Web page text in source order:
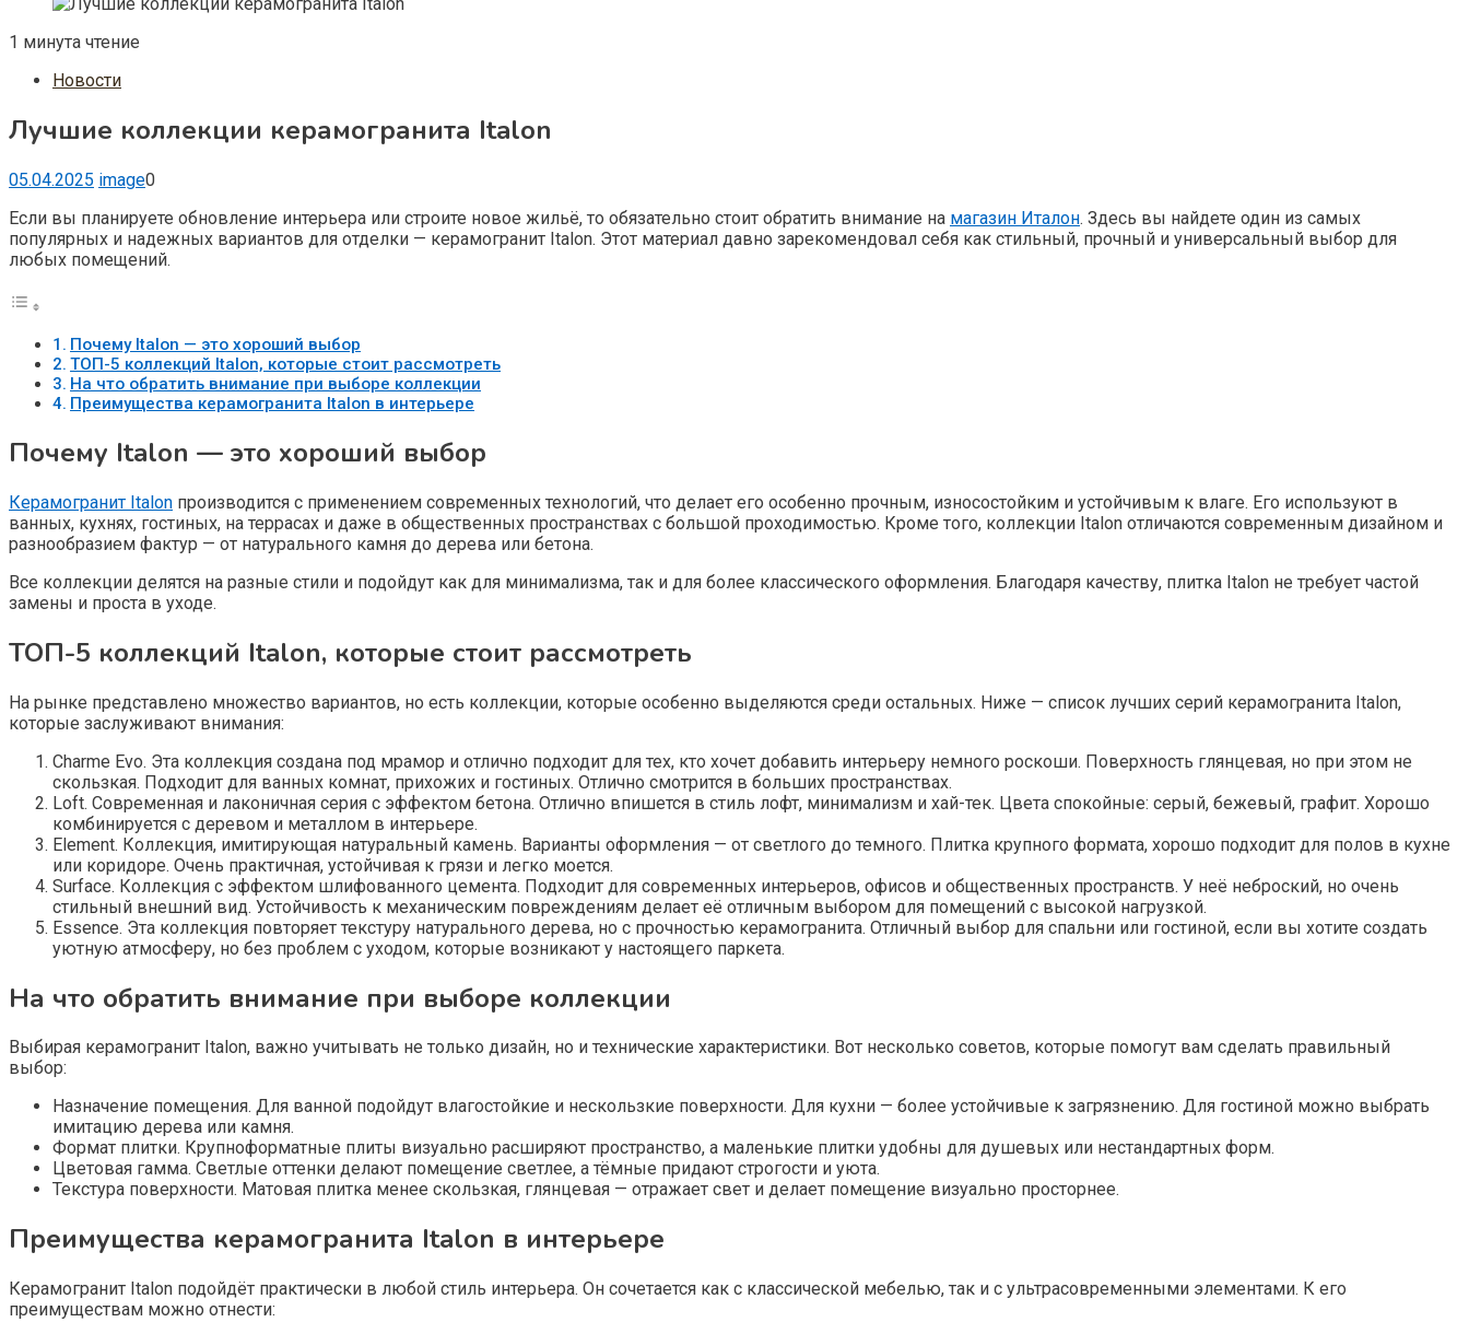
1 минута чтение
Новости
Лучшие коллекции керамогранита Italon
05.04.2025 image0
Если вы планируете обновление интерьера или строите новое жильё, то обязательно стоит обратить внимание на магазин Италон. Здесь вы найдете один из самых
популярных и надежных вариантов для отделки — керамогранит Italon. Этот материал давно зарекомендовал себя как стильный, прочный и универсальный выбор для
любых помещений.
Почему Italon — это хороший выбор
ТОП-5 коллекций Italon, которые стоит рассмотреть
На что обратить внимание при выборе коллекции
Преимущества керамогранита Italon в интерьере
Почему Italon — это хороший выбор
Керамогранит Italon производится с применением современных технологий, что делает его особенно прочным, износостойким и устойчивым к влаге. Его используют в
ванных, кухнях, гостиных, на террасах и даже в общественных пространствах с большой проходимостью. Кроме того, коллекции Italon отличаются современным дизайном и
разнообразием фактур — от натурального камня до дерева или бетона.
Все коллекции делятся на разные стили и подойдут как для минимализма, так и для более классического оформления. Благодаря качеству, плитка Italon не требует частой
замены и проста в уходе.
ТОП-5 коллекций Italon, которые стоит рассмотреть
На рынке представлено множество вариантов, но есть коллекции, которые особенно выделяются среди остальных. Ниже — список лучших серий керамогранита Italon,
которые заслуживают внимания:
Charme Evo. Эта коллекция создана под мрамор и отлично подходит для тех, кто хочет добавить интерьеру немного роскоши. Поверхность глянцевая, но при этом не
скользкая. Подходит для ванных комнат, прихожих и гостиных. Отлично смотрится в больших пространствах.
Loft. Современная и лаконичная серия с эффектом бетона. Отлично впишется в стиль лофт, минимализм и хай-тек. Цвета спокойные: серый, бежевый, графит. Хорошо
комбинируется с деревом и металлом в интерьере.
Element. Коллекция, имитирующая натуральный камень. Варианты оформления — от светлого до темного. Плитка крупного формата, хорошо подходит для полов в кухне
или коридоре. Очень практичная, устойчивая к грязи и легко моется.
Surface. Коллекция с эффектом шлифованного цемента. Подходит для современных интерьеров, офисов и общественных пространств. У неё неброский, но очень
стильный внешний вид. Устойчивость к механическим повреждениям делает её отличным выбором для помещений с высокой нагрузкой.
Essence. Эта коллекция повторяет текстуру натурального дерева, но с прочностью керамогранита. Отличный выбор для спальни или гостиной, если вы хотите создать
уютную атмосферу, но без проблем с уходом, которые возникают у настоящего паркета.
На что обратить внимание при выборе коллекции
Выбирая керамогранит Italon, важно учитывать не только дизайн, но и технические характеристики. Вот несколько советов, которые помогут вам сделать правильный
выбор:
Назначение помещения. Для ванной подойдут влагостойкие и нескользкие поверхности. Для кухни — более устойчивые к загрязнению. Для гостиной можно выбрать
имитацию дерева или камня.
Формат плитки. Крупноформатные плиты визуально расширяют пространство, а маленькие плитки удобны для душевых или нестандартных форм.
Цветовая гамма. Светлые оттенки делают помещение светлее, а тёмные придают строгости и уюта.
Текстура поверхности. Матовая плитка менее скользкая, глянцевая — отражает свет и делает помещение визуально просторнее.
Преимущества керамогранита Italon в интерьере
Керамогранит Italon подойдёт практически в любой стиль интерьера. Он сочетается как с классической мебелью, так и с ультрасовременными элементами. К его
преимуществам можно отнести: